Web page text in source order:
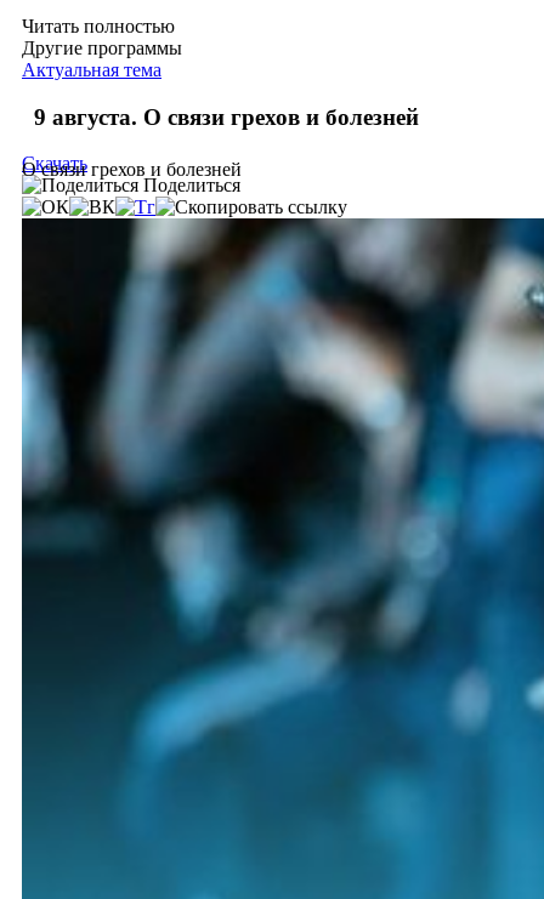
Читать полностью
Другие программы
Актуальная тема
9 августа. О связи грехов и болезней
О связи грехов и болезней
Скачать
Поделиться